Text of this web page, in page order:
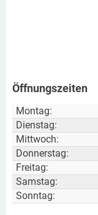
Öffnungszeiten
Montag:
Dienstag:
Mittwoch:
Donnerstag:
Freitag:
Samstag:
Sonntag: